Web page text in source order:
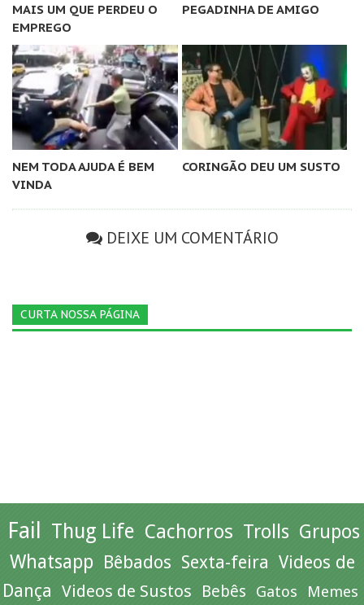
MAIS UM QUE PERDEU O
EMPREGO
PEGADINHA DE AMIGO
NEM TODA AJUDA É BEM
VINDA
CORINGÃO DEU UM SUSTO
DEIXE UM COMENTÁRIO
CURTA NOSSA PÁGINA
Fail Thug Life Cachorros Trolls Grupos
Whatsapp Bêbados Sexta-feira Videos de
Dança Videos de Sustos Bebês Gatos Memes